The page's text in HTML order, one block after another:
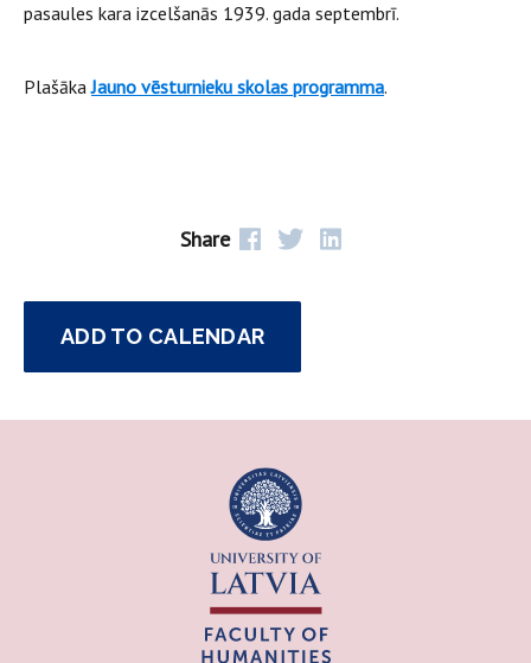
pasaules kara izcelšanās 1939. gada septembrī.
PlašākaJauno vēsturnieku skolas programma.
Share
ADD TO CALENDAR